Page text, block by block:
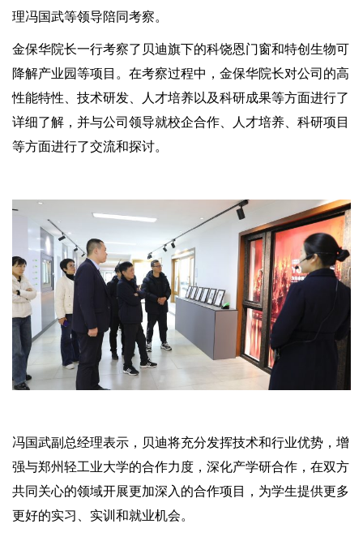
理冯国武等领导陪同考察。
金保华院长一行考察了贝迪旗下的科饶恩门窗和特创生物可
降解产业园等项目。在考察过程中，金保华院长对公司的高
性能特性、技术研发、人才培养以及科研成果等方面进行了
详细了解，并与公司领导就校企合作、人才培养、科研项目
等方面进行了交流和探讨。
冯国武副总经理表示，贝迪将充分发挥技术和行业优势，增
强与郑州轻工业大学的合作力度，深化产学研合作，在双方
共同关心的领域开展更加深入的合作项目，为学生提供更多
更好的实习、实训和就业机会。